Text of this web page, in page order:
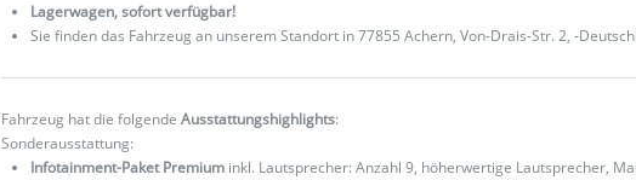
Lagerwagen, sofort verfügbar!
Sie finden das Fahrzeug an unserem Standort in 77855 Achern, Von-Drais-Str. 2, -
Fahrzeug hat die folgendeAusstattungshighlights:
Sonderausstattung:
Infotainment-Paket Premium inkl. Lautsprecher: Anzahl 9, höherwertige Lautsprecher,